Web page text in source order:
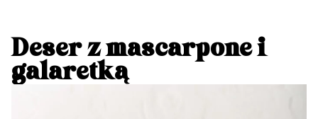
Deser z mascarpone i
galaretką